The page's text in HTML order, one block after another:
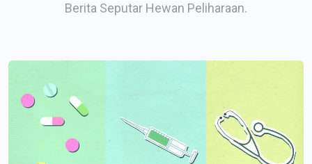
Berita Seputar Hewan Peliharaan.